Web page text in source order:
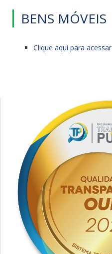
BENS MÓVEIS
Clique aqui para acessar